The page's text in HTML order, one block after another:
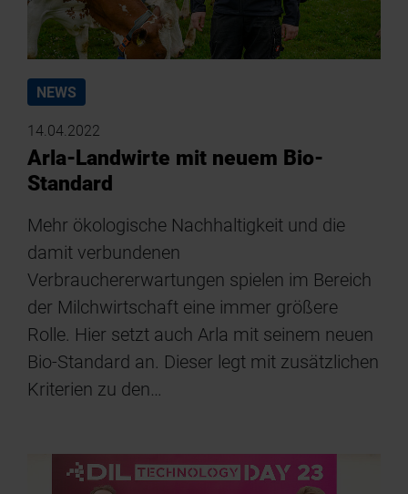
NEWS
14.04.2022
Arla-Landwirte mit neuem Bio-
Standard
Mehr ökologische Nachhaltigkeit und die
damit verbundenen
Verbrauchererwartungen spielen im Bereich
der Milchwirtschaft eine immer größere
Rolle. Hier setzt auch Arla mit seinem neuen
Bio-Standard an. Dieser legt mit zusätzlichen
Kriterien zu den…